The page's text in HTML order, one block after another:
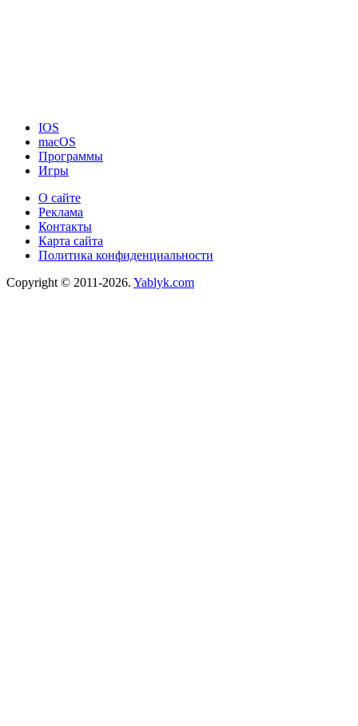
IOS
macOS
Программы
Игры
О сайте
Реклама
Контакты
Карта сайта
Политика конфиденциальности
Copyright © 2011-2026. Yablyk.сom